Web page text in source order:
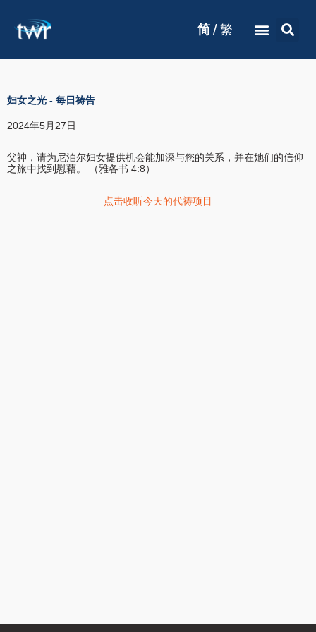
简 / 繁
妇女之光 - 每日祷告
2024年5月27日
父神，请为尼泊尔妇女提供机会能加深与您的关系，并在她们的信仰
之旅中找到慰藉。 （雅各书 4:8）
点击收听今天的代祷项目